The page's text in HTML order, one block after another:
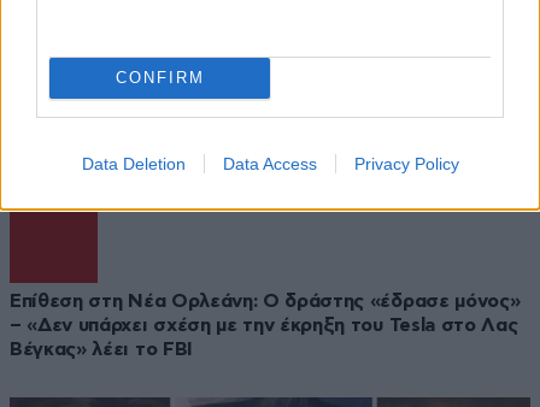
CONFIRM
Data Deletion Data Access Privacy Policy
Updated
Επίθεση στη Νέα Ορλεάνη: Ο δράστης «έδρασε μόνος»
– «Δεν υπάρχει σχέση με την έκρηξη του Tesla στο Λας
Βέγκας» λέει το FBI